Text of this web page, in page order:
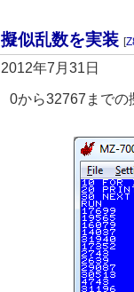
擬似乱数を実装 [
2012年7月31日
0から32767までの